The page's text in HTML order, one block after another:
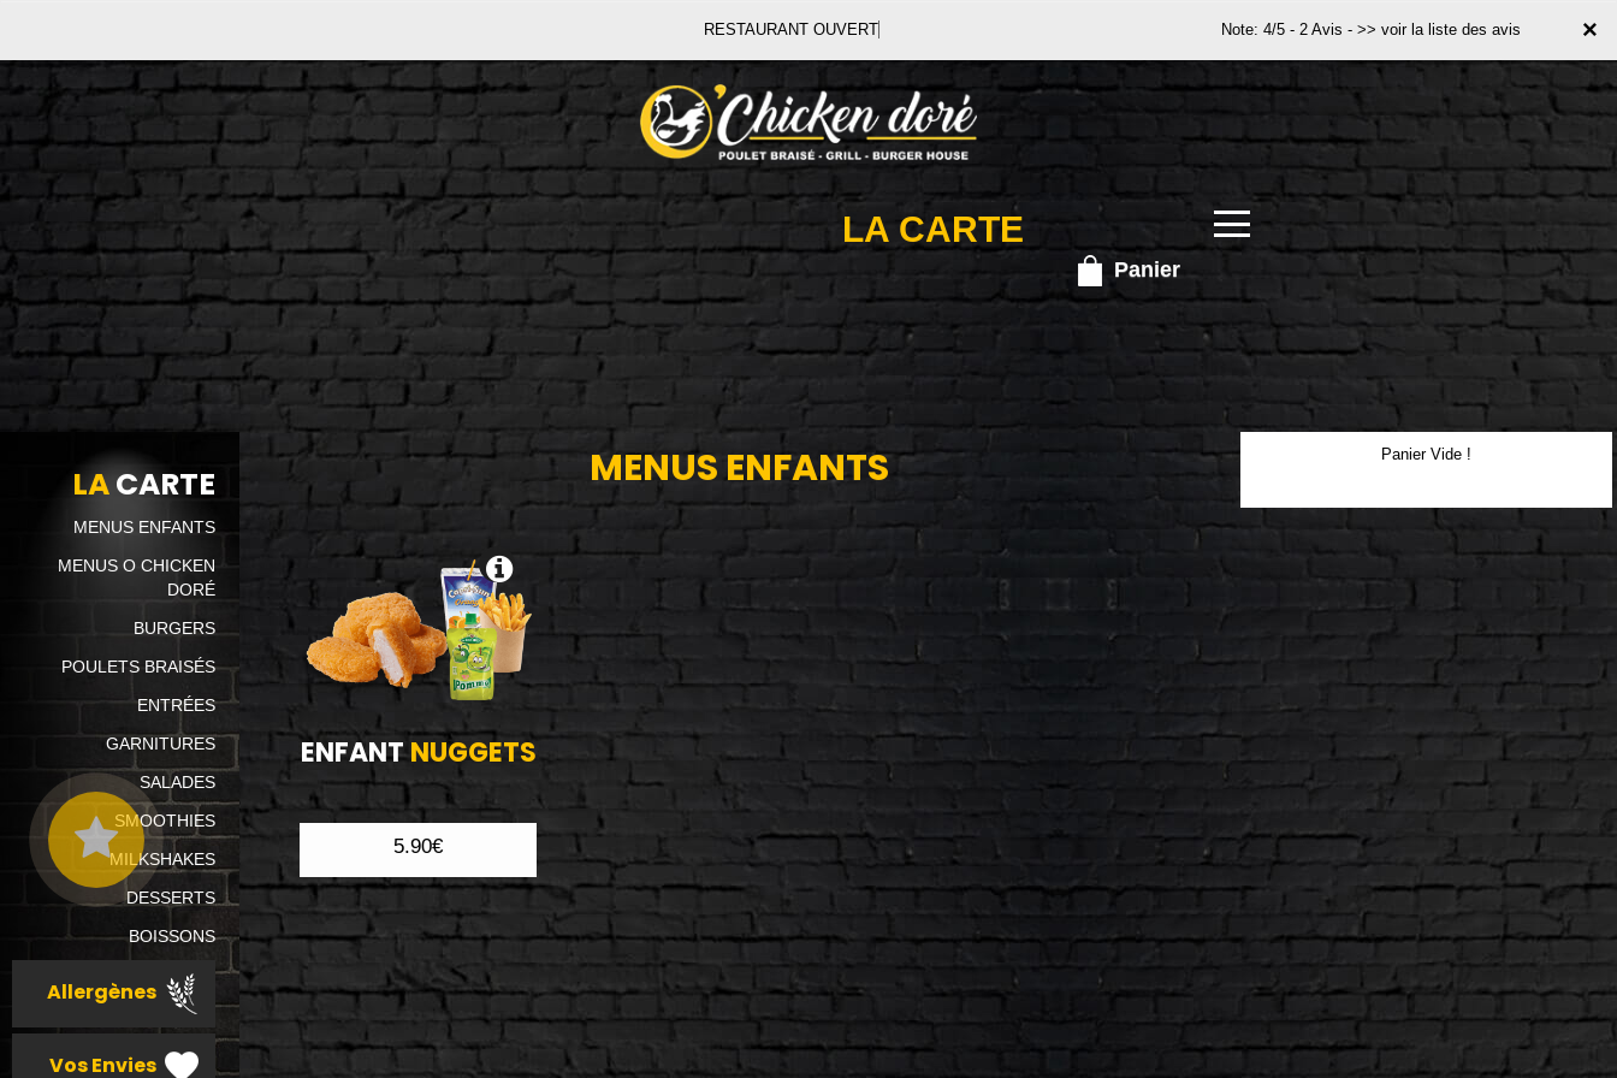
×
RESTAURANT OUVERT Note: 4/5 - 2 Avis - >> voir la liste des avis
LA CARTE
Panier
×
LACARTE
MENUS ENFANTS
MENUS O CHICKEN
DORÉ
BURGERS
POULETS BRAISÉS
ENTRÉES
GARNITURES
SALADES
SMOOTHIES
MILKSHAKES
DESSERTS
BOISSONS
Allergènes
Vos Envies
MENUS ENFANTS
ENFANTNUGGETS
5.90€
Panier Vide !